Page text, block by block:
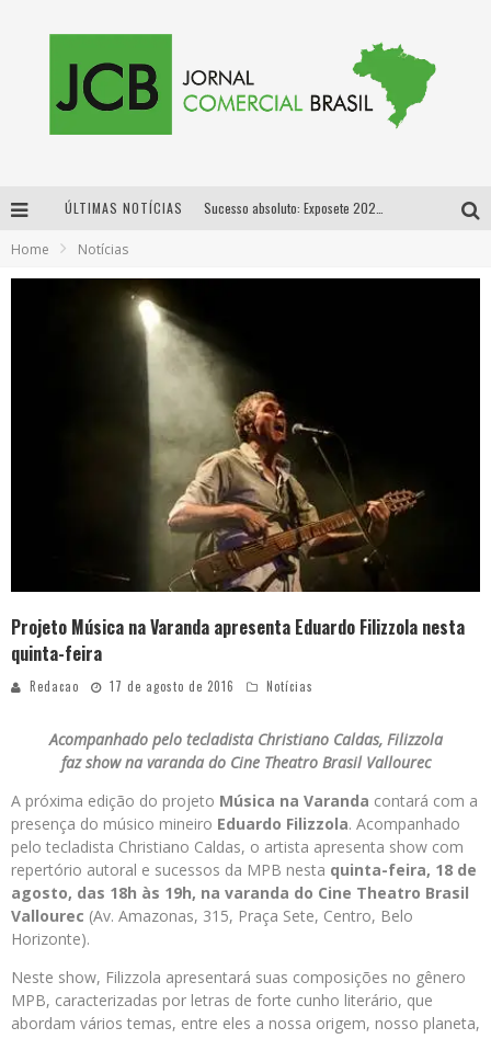
ÚLTIMAS NOTÍCIAS
Home Notícias
Projeto Música na Varanda apresenta Eduardo Filizzola nesta
quinta-feira
Redacao 17 de agosto de 2016 Notícias
Acompanhado pelo tecladista Christiano Caldas, Filizzola
faz show na varanda do Cine Theatro Brasil Vallourec
A próxima edição do projeto Música na Varanda contará com a
presença do músico mineiro Eduardo Filizzola. Acompanhado
pelo tecladista Christiano Caldas, o artista apresenta show com
repertório autoral e sucessos da MPB nesta quinta-feira, 18 de
agosto, das 18h às 19h, na varanda do Cine Theatro Brasil
Vallourec (Av. Amazonas, 315, Praça Sete, Centro, Belo
Horizonte).
Neste show, Filizzola apresentará suas composições no gênero
MPB, caracterizadas por letras de forte cunho literário, que
abordam vários temas, entre eles a nossa origem, nosso planeta,